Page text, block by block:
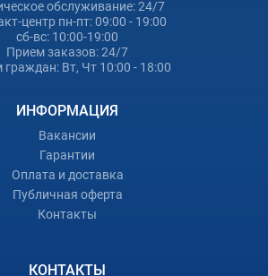
обслуживание: 24/7
центр пн-пт: 09:00 - 19:00
сб-вс: 10:00-19:00
Прием заказов: 24/7
граждан: Вт, Чт 10:00 - 18:00
ИНФОРМАЦИЯ
Вакансии
Гарантии
Оплата и доставка
Публичная оферта
Контакты
КОНТАКТЫ